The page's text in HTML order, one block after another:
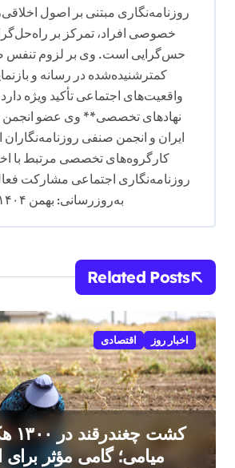
روزنامه‌نگاری مبتنی بر اصول
خصوصی افراد، تمرکز بر
حس‌گرایی است. وی بر لزوم تنفس
کمترشنیده‌شده در رسانه و
واقعیت‌های اجتماعی تأکید ویژه
نهادهای تخصصی** وی عضو
ایران و انجمن صنفی روزنامه‌نگاران
کارگروه‌های تخصصی مرتبط با
روزنامه‌نگاری اجتماعی مشارکت
به‌روزرسانی: بهمن ۱۴۰۴**
Related Posts
اخبار روز اقتصادی
کشت
میامی؛ گامی مؤثر